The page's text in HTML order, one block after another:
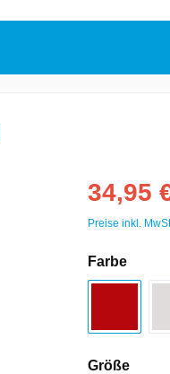
34,95
Preise inkl.
Farbe
Größe